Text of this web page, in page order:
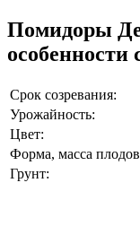
Помидоры
особенности
Срок созревания:
Урожайность:
Цвет:
Форма, масса
Грунт: